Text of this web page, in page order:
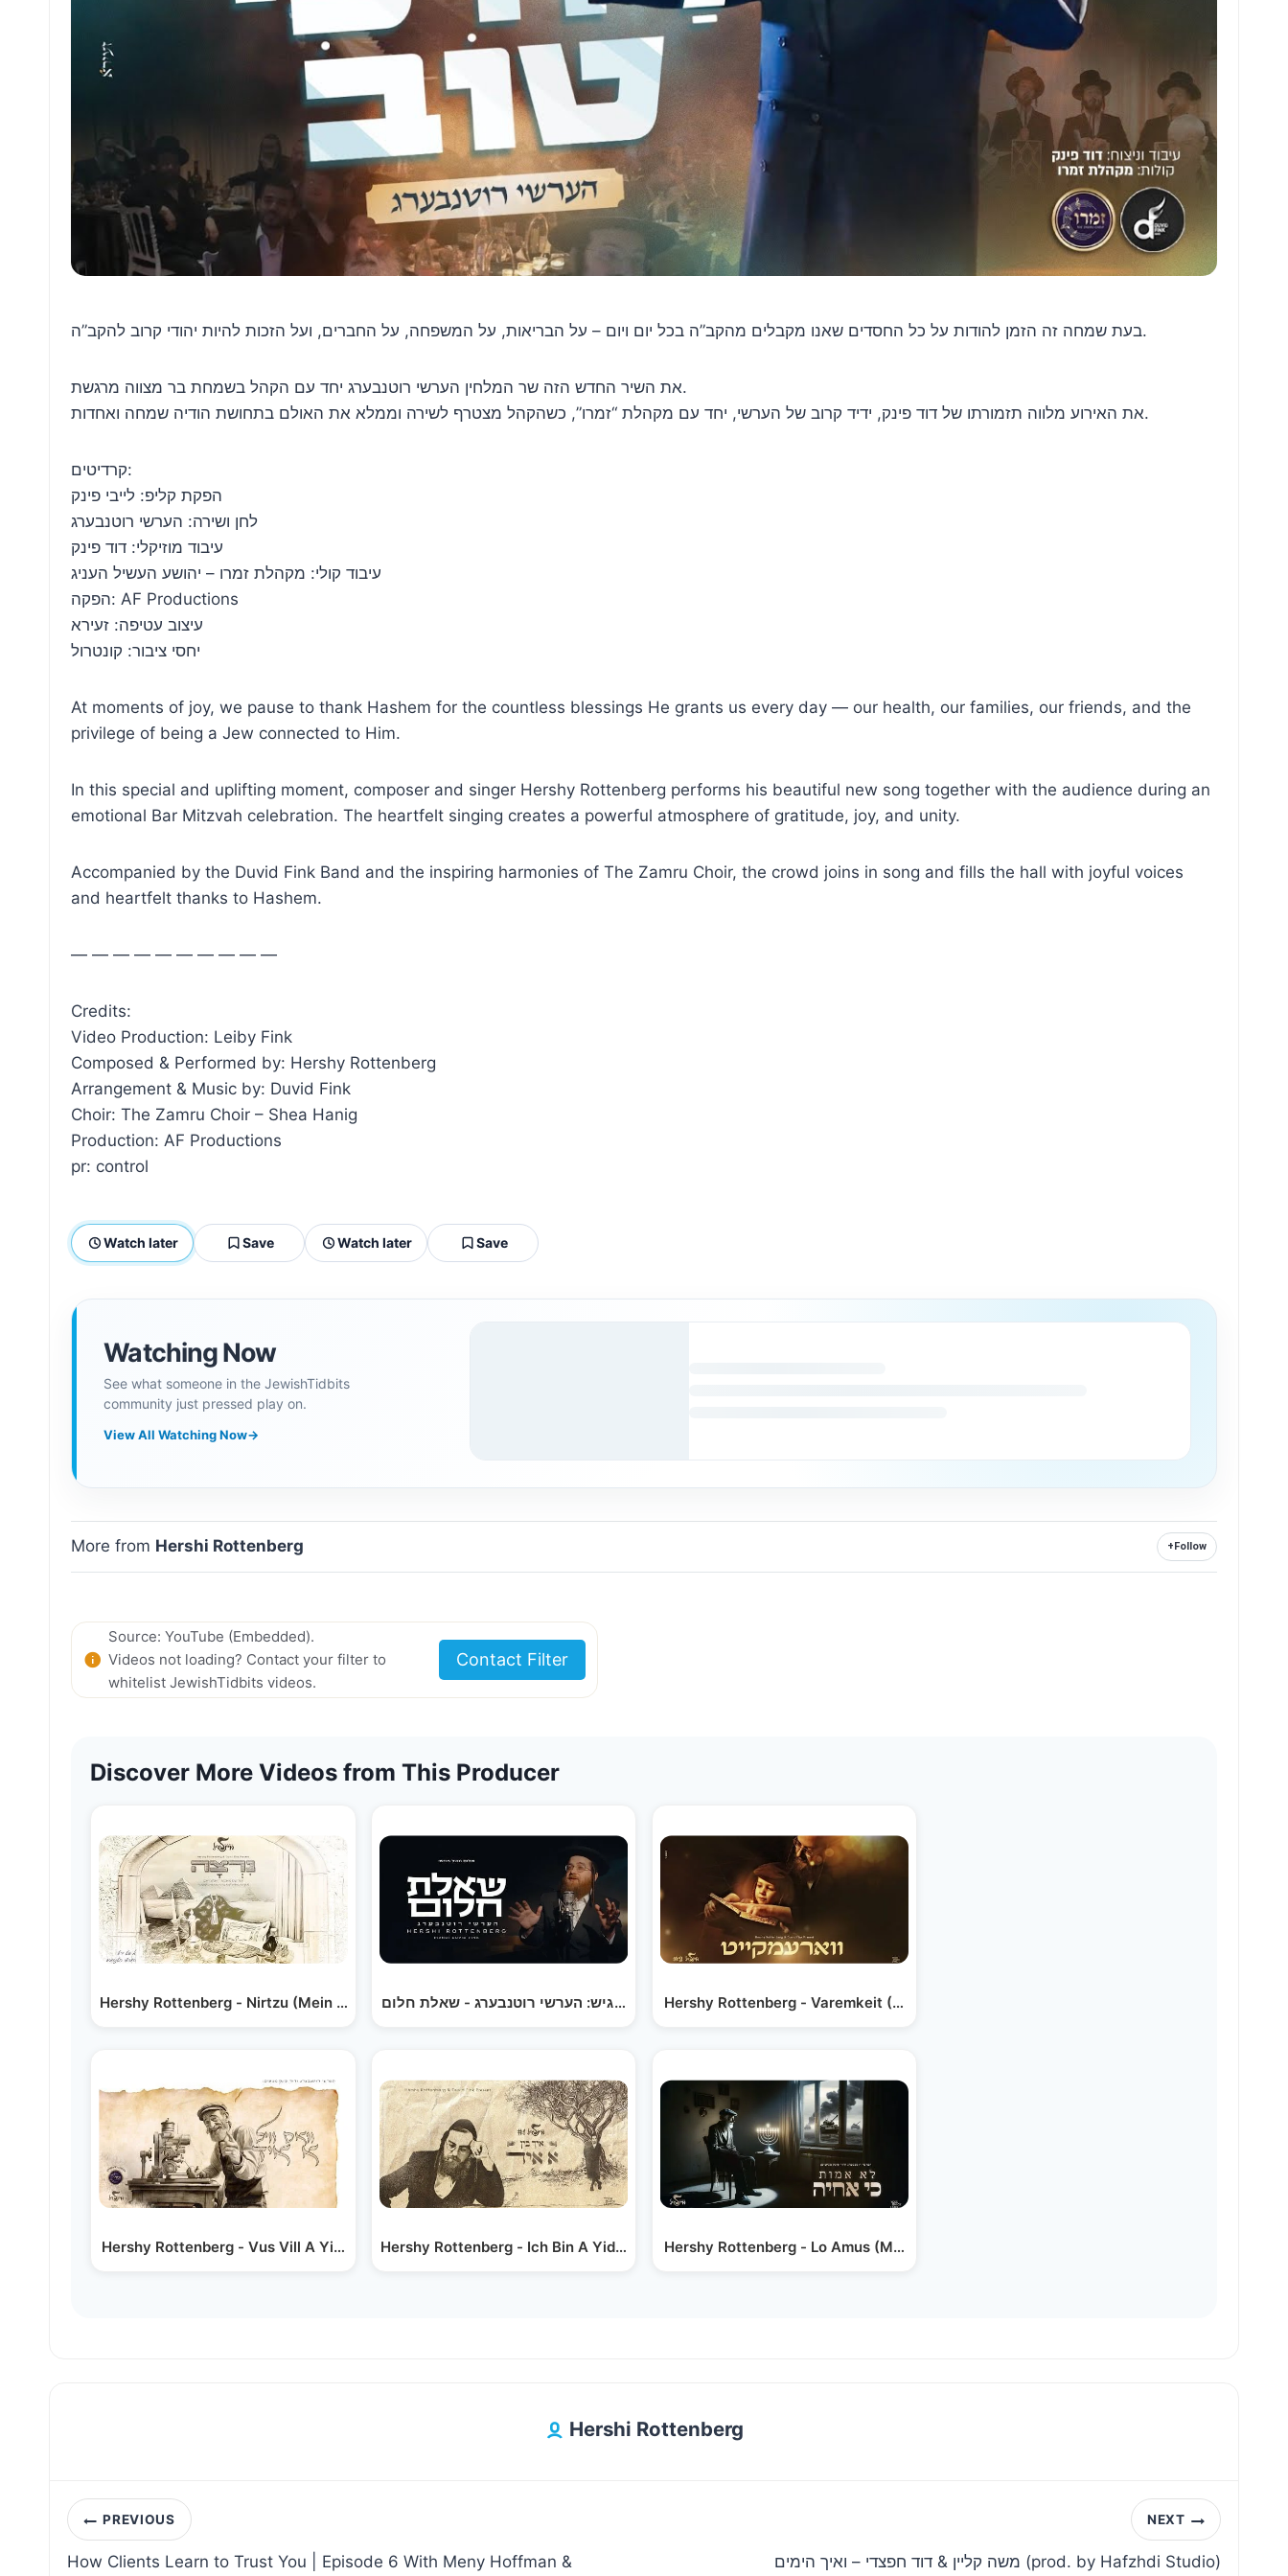
בעת שמחה זה הזמן להודות על כל החסדים שאנו מקבלים מהקב”ה בכל יום ויום – על הבריאות, על המשפחה, על החברים, ועל הזכות להיות יהודי קרוב להקב”ה.
את השיר החדש הזה שר המלחין הערשי רוטנבערג יחד עם הקהל בשמחת בר מצווה מרגשת.
את האירוע מלווה תזמורתו של דוד פינק, ידיד קרוב של הערשי, יחד עם מקהלת “זמרו”, כשהקהל מצטרף לשירה וממלא את האולם בתחושת הודיה שמחה ואחדות.
קרדיטים:
הפקת קליפ: לייבי פינק
לחן ושירה: הערשי רוטנבערג
עיבוד מוזיקלי: דוד פינק
עיבוד קולי: מקהלת זמרו – יהושע העשיל העניג
הפקה: AF Productions
עיצוב עטיפה: זעירא
יחסי ציבור: קונטרול
At moments of joy, we pause to thank Hashem for the countless blessings He grants us every day — our health, our families, our friends, and the
privilege of being a Jew connected to Him.
In this special and uplifting moment, composer and singer Hershy Rottenberg performs his beautiful new song together with the audience during an
emotional Bar Mitzvah celebration. The heartfelt singing creates a powerful atmosphere of gratitude, joy, and unity.
Accompanied by the Duvid Fink Band and the inspiring harmonies of The Zamru Choir, the crowd joins in song and fills the hall with joyful voices
and heartfelt thanks to Hashem.
— — — — — — — — — —
Credits:
Video Production: Leiby Fink
Composed & Performed by: Hershy Rottenberg
Arrangement & Music by: Duvid Fink
Choir: The Zamru Choir – Shea Hanig
Production: AF Productions
pr: control
Watch later Save Watch later Save
Watching Now
See what someone in the JewishTidbits
community just pressed play on.
View All Watching Now→
More from Hershi Rottenberg + Follow
Source: YouTube (Embedded).
Videos not loading? Contact your filter to
whitelist JewishTidbits videos.
Contact Filter
Discover More Videos from This Producer
Hershy Rottenberg - Nirtzu (Mein Lidel Melody) |…
Hershy Rottenberg - Vus Vill A Yid (MeinLidel #4) |…
שלום וגשל מגיש: הערשי רוטנבערג - שאלת חלום | Hershi…
Hershy Rottenberg - Ich Bin A Yid (MeinLidel Melody…
Hershy Rottenberg - Varemkeit (Mein Lidel Melody #2)…
Hershi Rottenberg
Post
navigation
PREVIOUS
How Clients Learn to Trust You | Episode 6 With Meny Hoffman &
NEXT
משה קליין & דוד חפצדי – ואיך הימים (prod. by Hafzhdi Studio)